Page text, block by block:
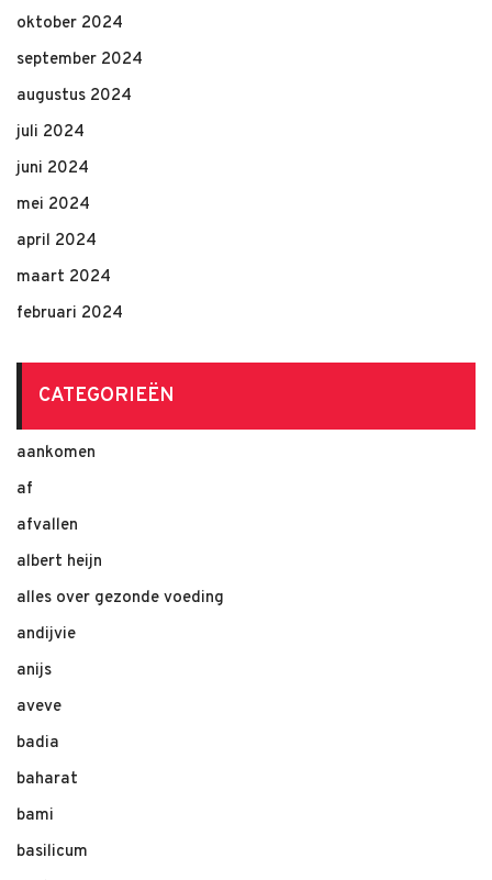
oktober 2024
september 2024
augustus 2024
juli 2024
juni 2024
mei 2024
april 2024
maart 2024
februari 2024
CATEGORIEËN
aankomen
af
afvallen
albert heijn
alles over gezonde voeding
andijvie
anijs
aveve
badia
baharat
bami
basilicum